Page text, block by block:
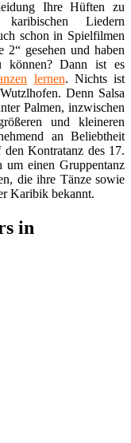
Ihre Hüften zu
karibischen Liedern
schon in Spielfilmen
gesehen und haben
können? Dann ist es
lernen. Nichts ist
Denn Salsa
Palmen, inzwischen
und kleineren
an Beliebtheit
Kontratanz des 17.
um einen Gruppentanz
die ihre Tänze sowie
Karibik bekannt.
in